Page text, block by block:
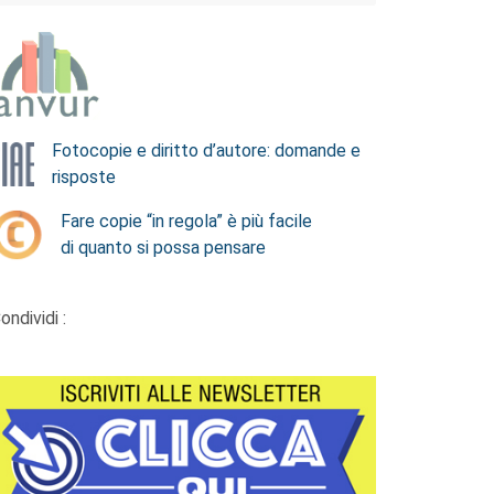
Fotocopie e diritto d’autore: domande e
risposte
Fare copie “in regola” è più facile
di quanto si possa pensare
: